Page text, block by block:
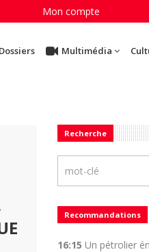
Mon compte
Multimédia
Recherche
Recommandations
16:15 Un pétrolier